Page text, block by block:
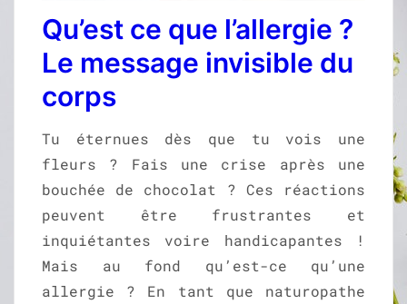
Qu’est ce que l’allergie ?
Le message invisible du
corps
Tu éternues dès que tu vois une
fleurs ? Fais une crise après une
bouchée de chocolat ? Ces réactions
peuvent être frustrantes et
inquiétantes voire handicapantes !
Mais au fond qu’est-ce qu’une
allergie ? En tant que naturopathe